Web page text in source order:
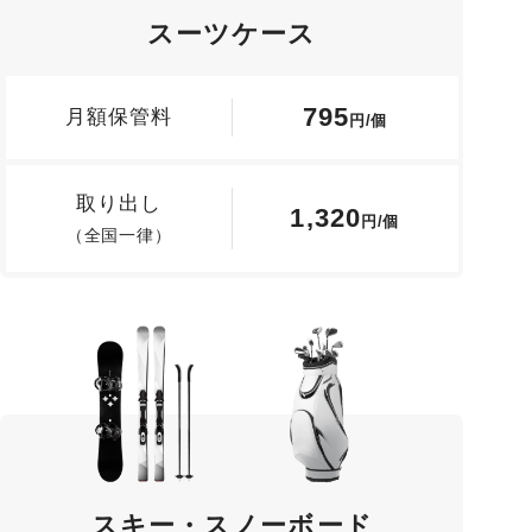
スーツケース
月額保管料 795 円/個
取り出し
（全国一律）
1,320 円/個
スキー・スノーボード